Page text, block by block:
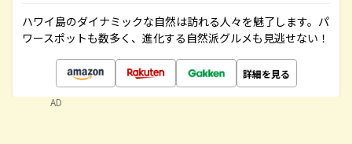
ハワイ島のダイナミックな自然は訪れる人々を魅了します。パ
ワースポットも数多く、進化する自然派グルメも見逃せない！
詳細を見る
AD